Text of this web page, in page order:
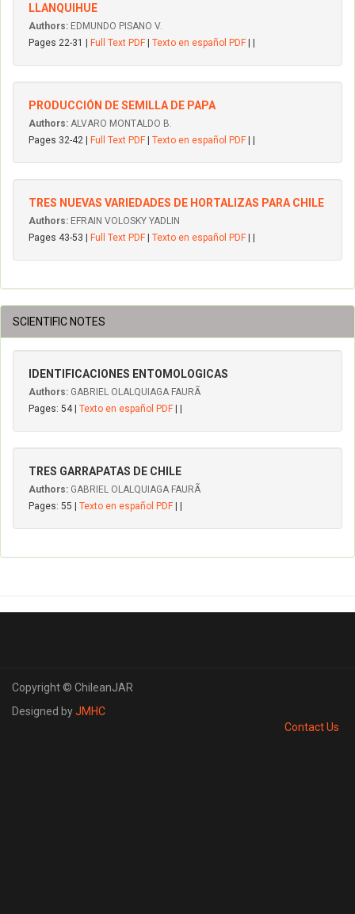
LLANQUIHUE
Authors: EDMUNDO PISANO V.
Pages 22-31 |
Full Text PDF Texto en español PDF
PRODUCCIÓN DE SEMILLA DE PAPA
Authors: ALVARO MONTALDO B.
Pages 32-42 |
Full Text PDF Texto en español PDF
TRES NUEVAS VARIEDADES DE HORTALIZAS PARA CHILE
Authors: EFRAIN VOLOSKY YADLIN
Pages 43-53 |
Full Text PDF Texto en español PDF
SCIENTIFIC NOTES
IDENTIFICACIONES ENTOMOLOGICAS
Authors: GABRIEL OLALQUIAGA FAURÃ
Pages: 54 | Texto en español PDF
TRES GARRAPATAS DE CHILE
Authors: GABRIEL OLALQUIAGA FAURÃ
Pages: 55 | Texto en español PDF
Copyright © ChileanJAR
Designed byJMHC
Contact Us